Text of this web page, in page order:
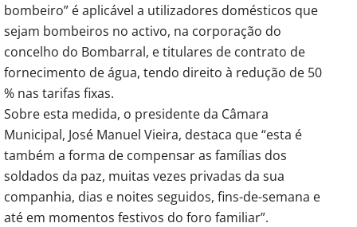
bombeiro” é aplicável a utilizadores domésticos que
sejam bombeiros no activo, na corporação do
concelho do Bombarral, e titulares de contrato de
fornecimento de água, tendo direito à redução de 50
% nas tarifas fixas.
Sobre esta medida, o presidente da Câmara
Municipal, José Manuel Vieira, destaca que “esta é
também a forma de compensar as famílias dos
soldados da paz, muitas vezes privadas da sua
companhia, dias e noites seguidos, fins-de-semana e
até em momentos festivos do foro familiar”.